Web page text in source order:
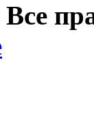
Все